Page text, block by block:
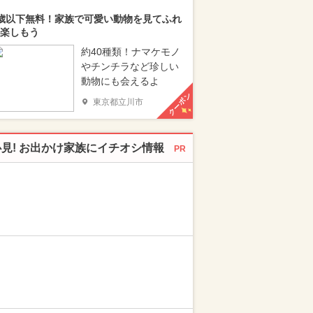
以下無料！家族で可愛い動物を見てふれ
しもう
約40種類！ナマケモノ
やチンチラなど珍しい
動物にも会えるよ
東京都立川市 クーポン
! お出かけ家族にイチオシ情報 PR